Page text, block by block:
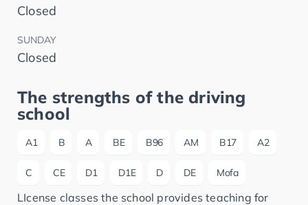
Closed
SUNDAY
Closed
The strengths of the driving
school
A1 B A BE B96 AM B17 A2
C CE D1 D1E D DE Mofa
LIcense classes the school provides teaching for